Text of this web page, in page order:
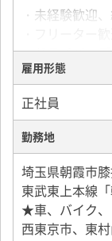
■入社後の流れ
未経験・経験
タート。
・配送物の基礎
・安全運転のポ
・実際の配送
などをしっかり
独り立ちは1～
一人ひとりの
独り立ち後も
・未経験歓迎
・ドライバー
・学歴不問・性
・既卒、第二
・20代、30代
＜こんな経験活
小型トラック
大型ドライバー
トラックドラ
雇用形態
正社員
勤務地
埼玉県朝霞市
東武東上本線
★車、バイク
西東京市、東